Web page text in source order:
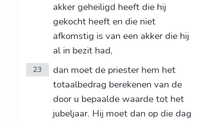
akker geheiligd heeft die hij
gekocht heeft en die niet
afkomstig is van een akker die hij
al in bezit had,
23
dan moet de priester hem het
totaalbedrag berekenen van de
door u bepaalde waarde tot het
jubeljaar. Hij moet dan op die dag